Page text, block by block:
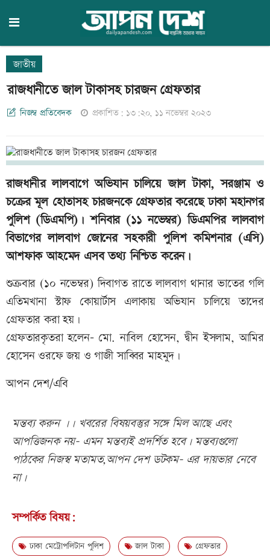
জাতীয়
রাজধানীতে জাল টাকাসহ চারজন গ্রেফতার
নিজম্ব প্রতিবেদক প্রকাশিত: ১৩:২০, ১১ নভেম্বর ২০২৩
রাজধানীর লালবাগে অভিযান চালিয়ে জাল টাকা, সরঞ্জাম ও
চক্রের মূল হোতাসহ চারজনকে গ্রেফতার করেছে ঢাকা মহানগর
পুলিশ (ডিএমপি)। শনিবার (১১ নভেম্বর) ডিএমপির লালবাগ
বিভাগের লালবাগ জোনের সহকারী পুলিশ কমিশনার (এসি)
আশফাক আহমেদ এসব তথ্য নিশ্চিত করেন।
শুক্রবার (১০ নভেম্বর) দিবাগত রাতে লালবাগ থানার ভাতের গলি
এতিমখানা স্টাফ কোয়ার্টাস এলাকায় অভিযান চালিয়ে তাদের
গ্রেফতার করা হয়।
গ্রেফতারকৃতরা হলেন- মো. নাবিল হোসেন, দ্বীন ইসলাম, আমির
হোসেন ওরফে জয় ও গাজী সাব্বির মাহমুদ।
আপন দেশ/এবি
মন্তব্য করুন ।। খবরের বিষয়বস্তুর সঙ্গে মিল আছে এবং
আপত্তিজনক নয়- এমন মন্তব্যই প্রদর্শিত হবে। মন্তব্যগুলো
পাঠকের নিজস্ব মতামত,আপন দেশ ডটকম- এর দায়ভার নেবে
না।
সম্পর্কিত বিষয়:
ঢাকা মেট্রোপলিটান পুলিশ জাল টাকা গ্রেফতার